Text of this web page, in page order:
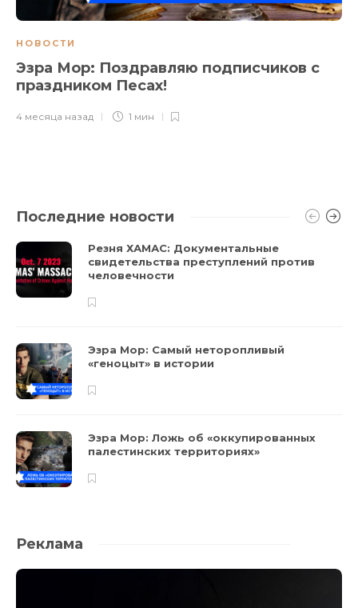
НОВОСТИ
Эзра Мор: Поздравляю подписчиков с
праздником Песах!
4 месяца назад 1 мин
Последние новости
Резня ХАМАС: Документальные
свидетельства преступлений против
человечности
Эзра Мор: Самый неторопливый
«геноцыт» в истории
Эзра Мор: Ложь об «оккупированных
палестинских территориях»
Реклама